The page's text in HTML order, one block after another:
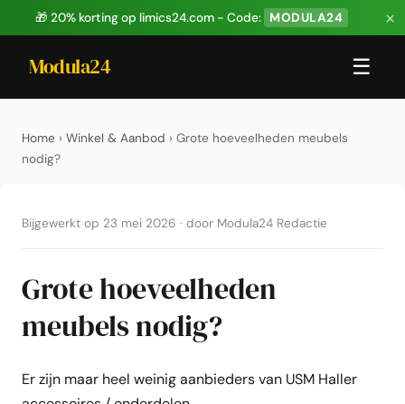
🎁 20% korting op limics24.com - Code: MODULA24 ×
Modula24 ☰
Home › Winkel & Aanbod › Grote hoeveelheden meubels
nodig?
Bijgewerkt op 23 mei 2026 · door Modula24 Redactie
Grote hoeveelheden
meubels nodig?
Er zijn maar heel weinig aanbieders van USM Haller